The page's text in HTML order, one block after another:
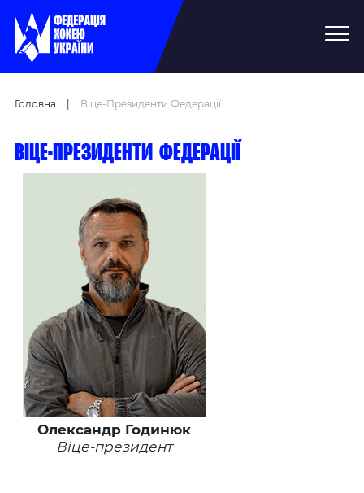
Головна Віце-Президенти Федерації
Віце-президенти Федерації
Олександр Годинюк
Віце-президент